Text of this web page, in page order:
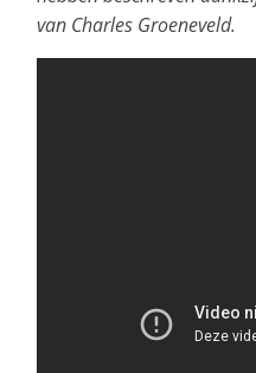
van Charles Groeneveld.